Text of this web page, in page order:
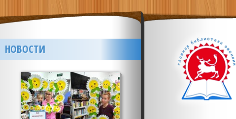
НОВОСТИ